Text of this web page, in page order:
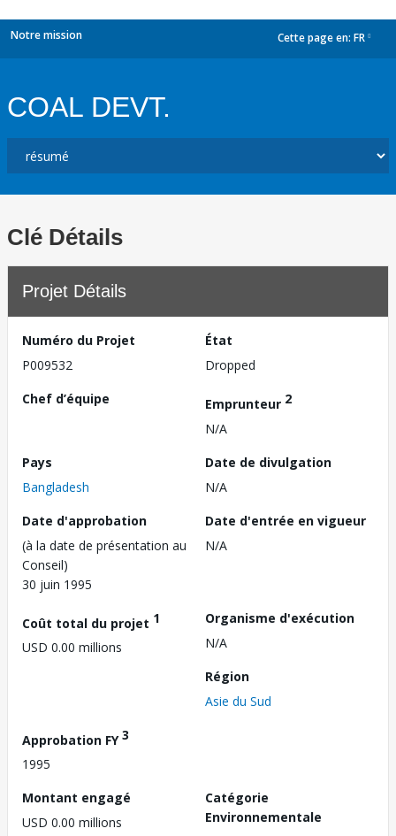
Notre mission Cette page en: FR
COAL DEVT.
Clé Détails
Projet Détails
Numéro du Projet
P009532
État
Dropped
Chef d’équipe
Emprunteur 2
N/A
Pays
Bangladesh
Date de divulgation
N/A
Date d'approbation
(à la date de présentation au
Conseil)
30 juin 1995
Date d'entrée en vigueur
N/A
Coût total du projet 1
USD 0.00 millions
Organisme d'exécution
N/A
Région
Asie du Sud
Approbation FY3
1995
Montant engagé
USD 0.00 millions
Catégorie
Environnementale